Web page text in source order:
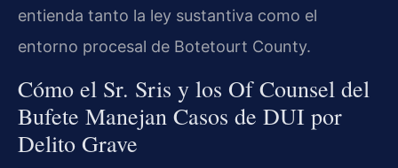
entienda tanto la ley sustantiva como el
entorno procesal de Botetourt County.
Cómo el Sr. Sris y los Of Counsel del
Bufete Manejan Casos de DUI por
Delito Grave